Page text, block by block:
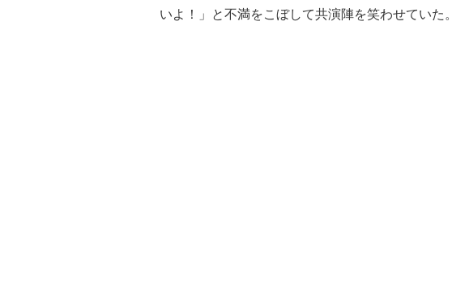
いよ！」と不満をこぼして共演陣を笑わせていた。